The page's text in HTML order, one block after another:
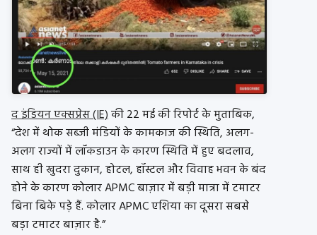
द इंडियन एक्सप्रेस (IE)की 22 मई की रिपोर्ट के मुताबिक,
“देश में थोक सब्जी मंडियों के कामकाज की स्थिति, अलग-
अलग राज्यों में लॉकडाउन के कारण स्थिति में हुए बदलाव,
साथ ही खुदरा दुकान, होटल, हॉस्टल और विवाह भवन के बंद
होने के कारण कोलार APMC बाज़ार में बड़ी मात्रा में टमाटर
बिना बिके पड़े हैं. कोलार APMC एशिया का दूसरा सबसे
बड़ा टमाटर बाज़ार है.”